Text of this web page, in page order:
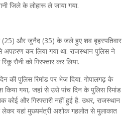
जिले के लोहारू ले जाया गया.
(25) और जुनैद (35) के जले हुए शव बृहस्पतिवार
कर लिया गया था. राजस्थान पुलिस ने
सैनी को गिरफ्तार कर लिया.
की पुलिस रिमांड पर भेज दिया. गोपालगढ़ के
किया गया, जहां से उसे पांच दिन के पुलिस रिमांड
कोई और गिरफ्तारी नहीं हुई है. उधर, राजस्थान
लेकर यहां मुख्यमंत्री अशोक गहलोत से मुलाकात